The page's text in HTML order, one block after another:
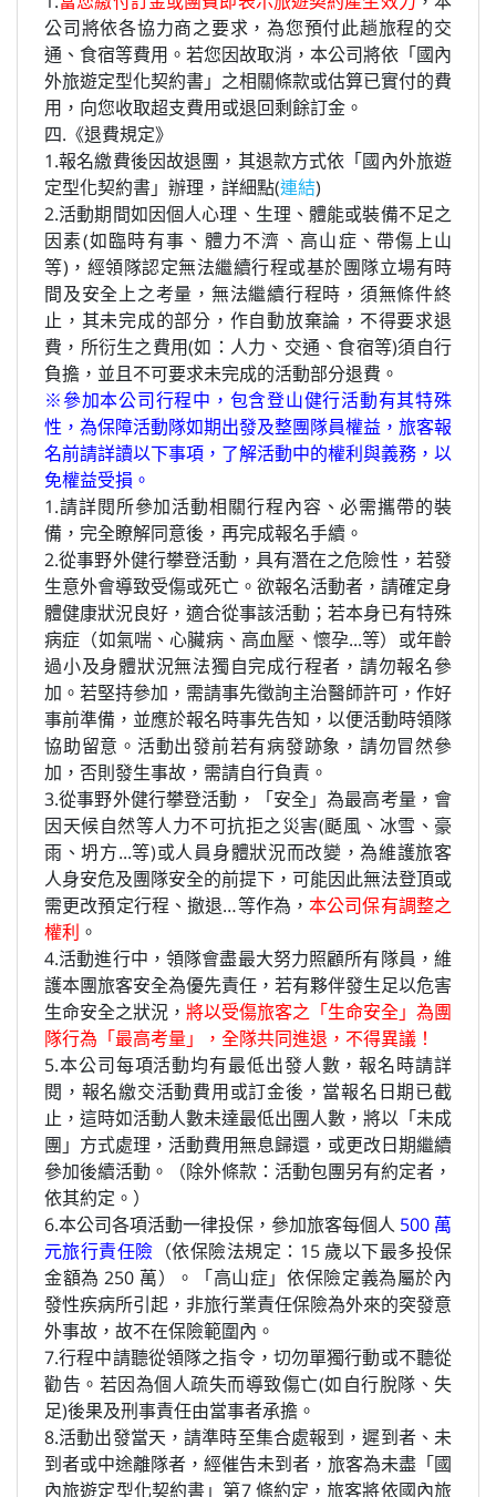
公司將依各協力商之要求，為您預付此趟旅程的交
通、食宿等費用。若您因故取消，本公司將依「國內
外旅遊定型化契約書」之相關條款或估算已實付的費
用，向您收取超支費用或退回剩餘訂金。
四.《退費規定》
1.報名繳費後因故退團，其退款方式依「國內外旅遊
定型化契約書」辦理，詳細點(連結)
2.活動期間如因個人心理、生理、體能或裝備不足之
因素(如臨時有事、體力不濟、高山症、帶傷上山
等)，經領隊認定無法繼續行程或基於團隊立場有時
間及安全上之考量，無法繼續行程時，須無條件終
止，其未完成的部分，作自動放棄論，不得要求退
費，所衍生之費用(如：人力、交通、食宿等)須自行
負擔，並且不可要求未完成的活動部分退費。
※參加本公司行程中，包含登山健行活動有其特殊
性，為保障活動隊如期出發及整團隊員權益，旅客報
名前請詳讀以下事項，了解活動中的權利與義務，以
免權益受損。
1.請詳閱所參加活動相關行程內容、必需攜帶的裝
備，完全瞭解同意後，再完成報名手續。
2.從事野外健行攀登活動，具有潛在之危險性，若發
生意外會導致受傷或死亡。欲報名活動者，請確定身
體健康狀況良好，適合從事該活動；若本身已有特殊
病症（如氣喘、心臟病、高血壓、懷孕...等）或年齡
過小及身體狀況無法獨自完成行程者，請勿報名參
加。若堅持參加，需請事先徵詢主治醫師許可，作好
事前準備，並應於報名時事先告知，以便活動時領隊
協助留意。活動出發前若有病發跡象，請勿冒然參
加，否則發生事故，需請自行負責。
3.從事野外健行攀登活動，「安全」為最高考量，會
因天候自然等人力不可抗拒之災害(颳風、冰雪、豪
雨、坍方...等)或人員身體狀況而改變，為維護旅客
人身安危及團隊安全的前提下，可能因此無法登頂或
需更改預定行程、撤退…等作為，本公司保有調整之
權利 。
4.活動進行中，領隊會盡最大努力照顧所有隊員，維
護本團旅客安全為優先責任，若有夥伴發生足以危害
生命安全之狀況， 將以受傷旅客之「生命安全」為團
隊行為「最高考量」，全隊共同進退，不得異議！
5.本公司每項活動均有最低出發人數，報名時請詳
閱，報名繳交活動費用或訂金後，當報名日期已截
止，這時如活動人數未達最低出團人數，將以「未成
團」方式處理，活動費用無息歸還，或更改日期繼續
參加後續活動。（除外條款：活動包團另有約定者，
依其約定。）
6.本公司各項活動一律投保，參加旅客每個人 500 萬
元旅行責任險 （依保險法規定：15 歲以下最多投保
金額為 250 萬）。「高山症」依保險定義為屬於內
發性疾病所引起，非旅行業責任保險為外來的突發意
外事故，故不在保險範圍內。
7.行程中請聽從領隊之指令，切勿單獨行動或不聽從
勸告。若因為個人疏失而導致傷亡(如自行脫隊、失
足)後果及刑事責任由當事者承擔。
8.活動出發當天，請準時至集合處報到，遲到者、未
到者或中途離隊者，經催告未到者，旅客為未盡「國
內旅遊定型化契約書」第7 條約定，旅客將依國內旅